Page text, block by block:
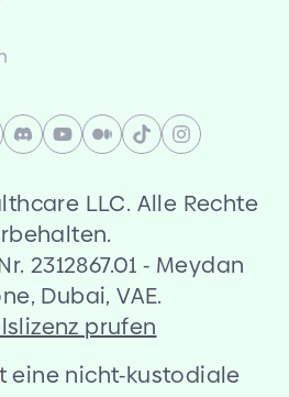
LLC. Alle Rechte
2312867.01- Meydan
Dubai, VAE.
prufen
eine nicht-kustodiale